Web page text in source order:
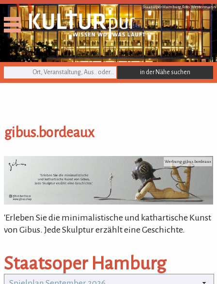
Staatsoper Hamburg, Foto: Westermann
KULTURpur Suche
gibus.bordeaux
gibus.bordeaux Werbung: gibus.bordeaux
'Erleben Sie die minimalistische und kathartische Kunst
von Gibus. Jede Skulptur erzählt eine Geschichte.
Staatsoper Hamburg